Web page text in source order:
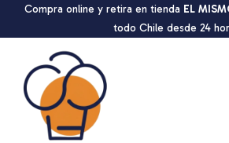
Compra online y retira en tienda EL
todo Chile desde 24